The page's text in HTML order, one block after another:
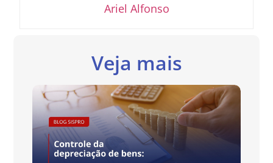
Ariel Alfonso
Veja mais